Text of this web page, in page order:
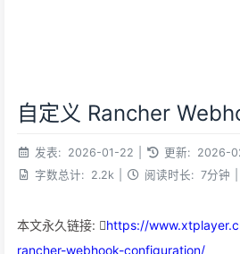
自定义 Rancher
发表: 2026-01-22 更新: 2026-
字数总计: 2.2k 阅读时长: 7分钟
本文永久链接:
https://
rancher-webhook-configuration/